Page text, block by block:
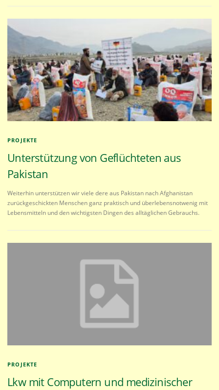
PROJEKTE
Unterstützung von Geflüchteten aus
Pakistan
Weiterhin unterstützen wir viele dere aus Pakistan nach Afghanistan
zurückgeschickten Menschen ganz praktisch und überlebensnotwenig mit
Lebensmitteln und den wichtigsten Dingen des alltäglichen Gebrauchs.
PROJEKTE
Lkw mit Computern und medizinischer